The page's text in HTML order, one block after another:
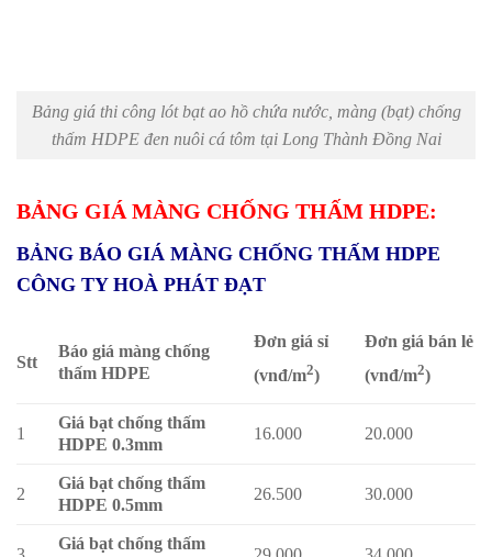
Bảng giá thi công lót bạt ao hồ chứa nước, màng (bạt) chống
thấm HDPE đen nuôi cá tôm tại Long Thành Đồng Nai
BẢNG GIÁ MÀNG CHỐNG THẤM HDPE:
BẢNG BÁO GIÁ MÀNG CHỐNG THẤM HDPE
CÔNG TY HOÀ PHÁT ĐẠT
Stt
Báo giá màng chống
thấm HDPE
Đơn giá sỉ
(vnđ/m2)
Đơn giá bán lẻ
(vnđ/m2)
1
Giá bạt chống thấm
HDPE 0.3mm
16.000 20.000
2
Giá bạt chống thấm
HDPE 0.5mm
26.500 30.000
Giá bạt chống thấm